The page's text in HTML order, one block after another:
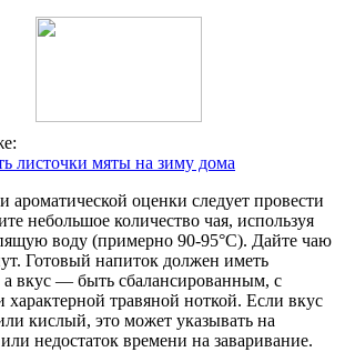
листочки мяты на зиму дома
ароматической оценки следует провести
небольшое количество чая, используя
воду (примерно 90-95°C). Дайте чаю
Готовый напиток должен иметь
вкус — быть сбалансированным, с
характерной травяной ноткой. Если вкус
кислый, это может указывать на
недостаток времени на заваривание.